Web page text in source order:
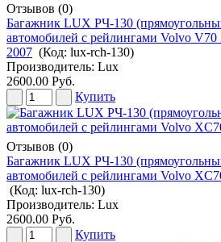
Отзывов (0)
Багажник LUX РЧ-130
автомобилей с рейлингами Volvo V70
2007 (Код: lux-rch-130)
Производитель: Lux
2600.00 Руб.
Купить
Отзывов (0)
Багажник LUX РЧ-130
автомобилей с рейлингами Volvo
(Код: lux-rch-130)
Производитель: Lux
2600.00 Руб.
Купить